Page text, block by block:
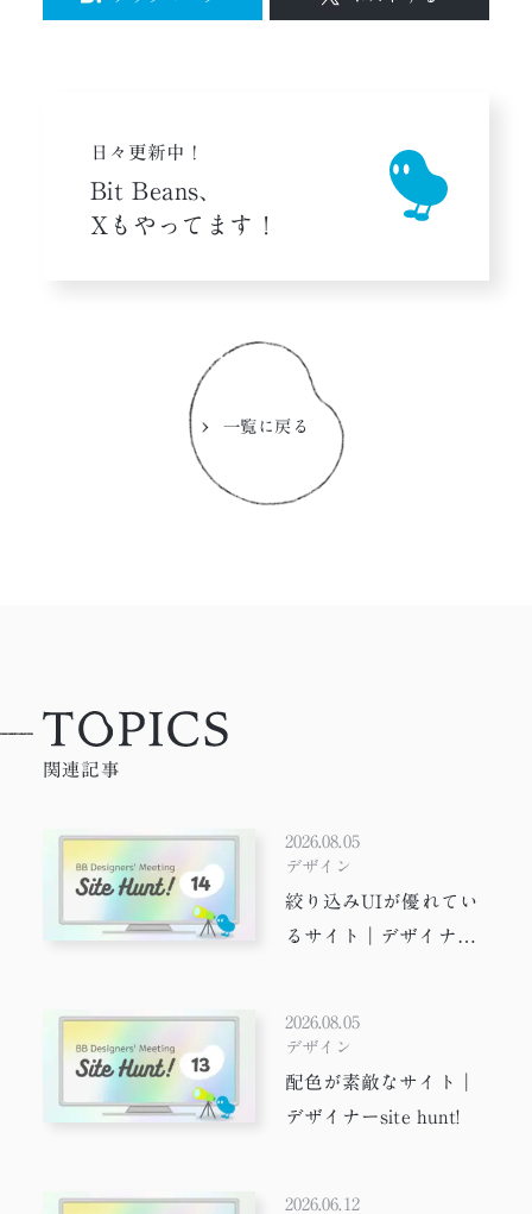
日々更新中！
Bit Beans、
Xもやってます！
一覧に戻る
関連記事
2026.08.05
デザイン
絞り込みUIが優れてい
るサイト｜デザイナー
2026.08.05
デザイン
配色が素敵なサイト｜
デザイナーsite hunt!
2026.06.12